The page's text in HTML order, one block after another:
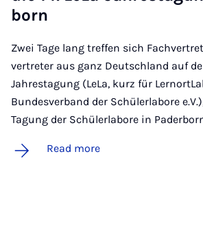
born
Zwei Tage lang treffen sich
vertreter aus ganz Deutschland auf der
Jahrestagung (LeLa, kurz für
Bundesverband der Schülerlabore
Tagung der Schülerlabore in
Read more